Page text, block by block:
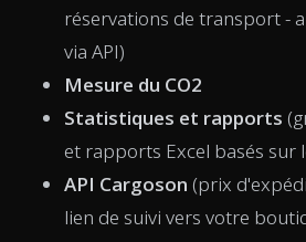
réservations de transport -
via API)
Mesure du CO2
Statistiques et rapports
et rapports Excel basés sur
API Cargoson (prix
lien de suivi vers votre